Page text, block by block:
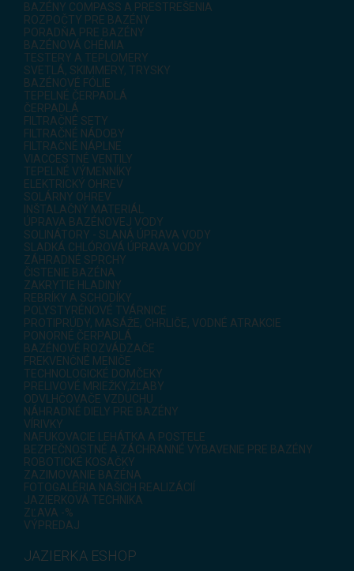
BAZÉNY COMPASS A PRESTREŠENIA
ROZPOČTY PRE BAZÉNY
PORADŇA PRE BAZÉNY
BAZÉNOVÁ CHÉMIA
TESTERY A TEPLOMERY
SVETLÁ, SKIMMERY, TRYSKY
BAZÉNOVÉ FÓLIE
TEPELNÉ ČERPADLÁ
ČERPADLÁ
FILTRAČNÉ SETY
FILTRAČNÉ NÁDOBY
FILTRAČNÉ NÁPLNE
VIACCESTNÉ VENTILY
TEPELNÉ VÝMENNÍKY
ELEKTRICKÝ OHREV
SOLÁRNY OHREV
INŠTALAČNÝ MATERIÁL
ÚPRAVA BAZÉNOVEJ VODY
SOLINÁTORY - SLANÁ ÚPRAVA VODY
SLADKÁ CHLÓROVÁ ÚPRAVA VODY
ZÁHRADNÉ SPRCHY
ČISTENIE BAZÉNA
ZAKRYTIE HLADINY
REBRÍKY A SCHODÍKY
POLYSTYRÉNOVÉ TVÁRNICE
PROTIPRÚDY, MASÁŽE, CHRLIČE, VODNÉ ATRAKCIE
PONORNÉ ČERPADLÁ
BAZÉNOVÉ ROZVÁDZAČE
FREKVENČNÉ MENIČE
TECHNOLOGICKÉ DOMČEKY
PRELIVOVÉ MRIEŽKY,ŽĽABY
ODVLHČOVAČE VZDUCHU
NÁHRADNÉ DIELY PRE BAZÉNY
VÍRIVKY
NAFUKOVACIE LEHÁTKA A POSTELE
BEZPEČNOSTNÉ A ZÁCHRANNÉ VYBAVENIE PRE BAZÉNY
ROBOTICKÉ KOSAČKY
ZAZIMOVANIE BAZÉNA
FOTOGALÉRIA NAŠICH REALIZÁCIÍ
JAZIERKOVÁ TECHNIKA
ZĽAVA -%
VÝPREDAJ
JAZIERKA ESHOP